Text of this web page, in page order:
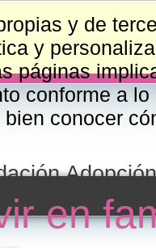
y de
y
páginas
conforme a
conocer
Adopción
en